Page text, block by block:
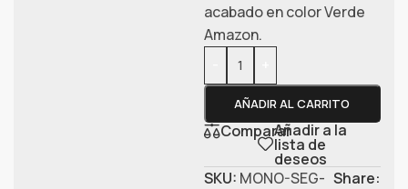
acabado en color Verde
Amazon.
AÑADIR AL CARRITO
CompararAñadir a la
lista de
deseos
SKU: MONO-SEG- Share: